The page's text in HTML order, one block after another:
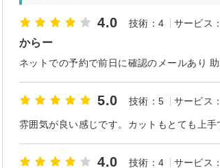
4.0 技術：4 サービス
からー
ネットでの予約で前日に確認のメールあり
5.0 技術：5 サービス
雰囲気が良い感じです。カットもとても上手
4.0 技術：4 サービス